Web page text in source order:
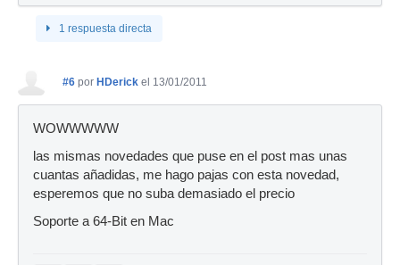
1 respuesta directa
#6 por HDerick el 13/01/2011
WOWWWWW
las mismas novedades que puse en el post mas unas
cuantas añadidas, me hago pajas con esta novedad,
esperemos que no suba demasiado el precio
Soporte a 64-Bit en Mac